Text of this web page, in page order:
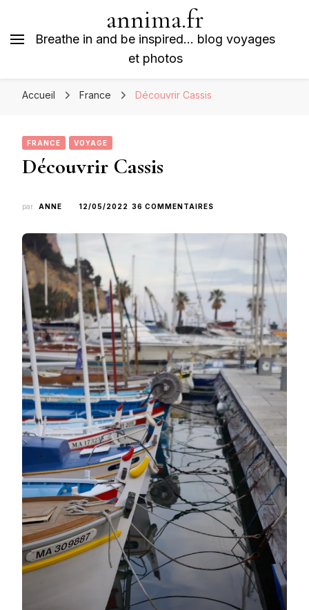
annima.fr
Breathe in and be inspired… blog voyages
et photos
Accueil France Découvrir Cassis
FRANCE VOYAGE
Découvrir Cassis
par ANNE 12/05/2022 36 COMMENTAIRES